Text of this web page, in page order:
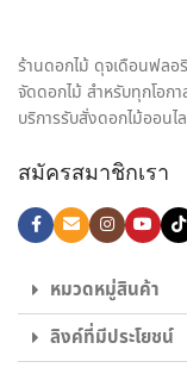
เรา คือ การเป็นสื่อก
ใจให้กับทั้งผู้รับและผู้
ในงานจัดดอกไม้ ให้
ช่อดอกไม้รับปริญญา
แสดงความยินดี แล
เลือก สั่งดอกไม้ออน
ไม่ใช่แค่เพียงความ
งานออกมาสวยงามเ
และส่งของขวัญอีกด้
ร้านดอกไม้ ดุจเดือนฟล
จัดดอกไม้ สำหรับทุกโอกา
บริการรับสั่งดอกไม้ออน
สมัครสมาชิกเรา
หมวดหมู่สินค้า
ลิงค์ที่มีประโยชน์